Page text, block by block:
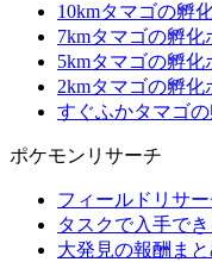
10kmタマゴの孵
7kmタマゴの孵化
5kmタマゴの孵化
2kmタマゴの孵化
すぐふかタマゴ
ポケモンリサーチ
フィールドリサ
タスクで入手で
大発見の報酬ま